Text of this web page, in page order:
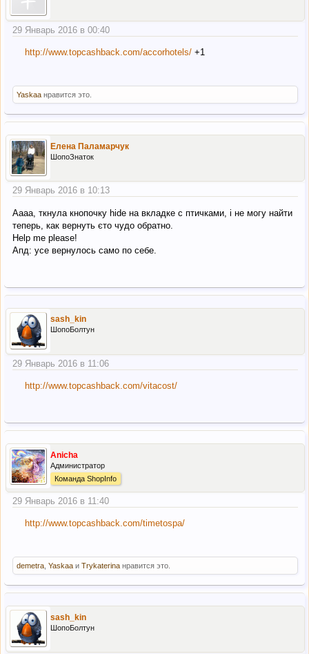
29 Январь 2016 в 00:40
http://www.topcashback.com/accorhotels/ +1
Yaskaa нравится это.
Елена Паламарчук
ШопоЗнаток
29 Январь 2016 в 10:13
Аааа, ткнула кнопочку hide на вкладке с птичками, і не могу найти
теперь, как вернуть єто чудо обратно.
Help me please!
Апд: усе вернулось само по себе.
sash_kin
ШопоБолтун
29 Январь 2016 в 11:06
http://www.topcashback.com/vitacost/
Anicha
Администратор
Команда ShopInfo
29 Январь 2016 в 11:40
http://www.topcashback.com/timetospa/
demetra Yaskaa и Trykaterina нравится это.
sash_kin
ШопоБолтун